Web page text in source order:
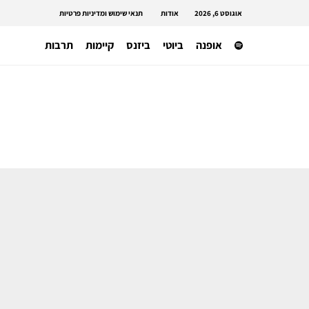
אוגוסט 6, 2026 אודות תנאי שימוש ומדיניות פרטיות
אופנה ביוטי ביזנס קיימות תרבות